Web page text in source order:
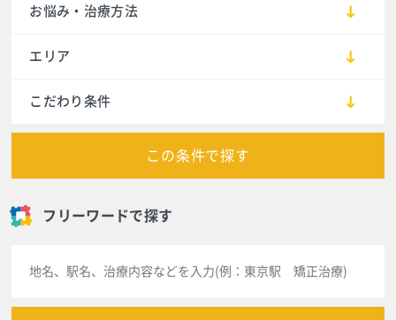
お悩み・治療方法
エリア
こだわり条件
この条件で探す
フリーワードで探す